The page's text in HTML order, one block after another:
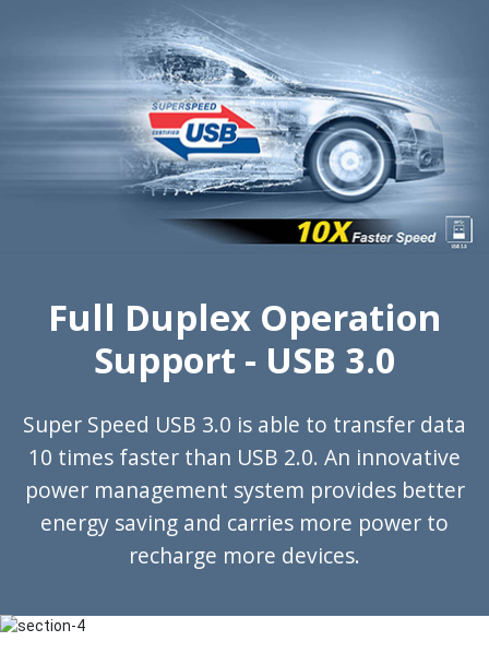
Full Duplex Operation
Support - USB 3.0
Super Speed USB 3.0 is able to transfer data
10 times faster than USB 2.0. An innovative
power management system provides better
energy saving and carries more power to
recharge more devices.